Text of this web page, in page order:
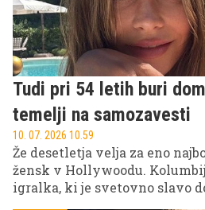
Tudi pri 54 letih buri
temelji na samozavesti
10. 07. 2026 10.59
Že desetletja velja za eno
žensk v Hollywoodu.
igralka, ki je svetovno slavo